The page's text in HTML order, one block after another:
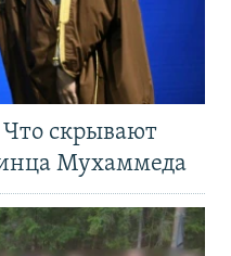
скрывают
Мухаммеда